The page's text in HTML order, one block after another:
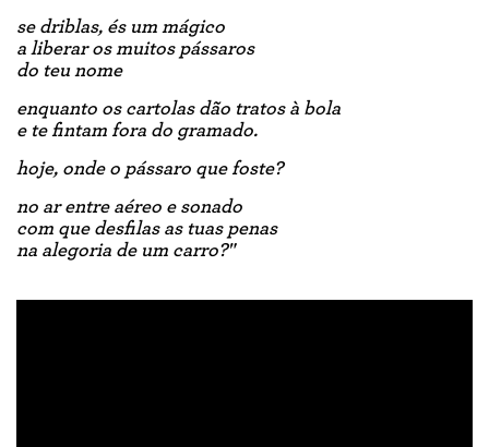
se driblas, és um mágico
a liberar os muitos pássaros
do teu nome
enquanto os cartolas dão tratos à bola
e te fintam fora do gramado.
hoje, onde o pássaro que foste?
no ar entre aéreo e sonado
com que desfilas as tuas penas
na alegoria de um carro?"